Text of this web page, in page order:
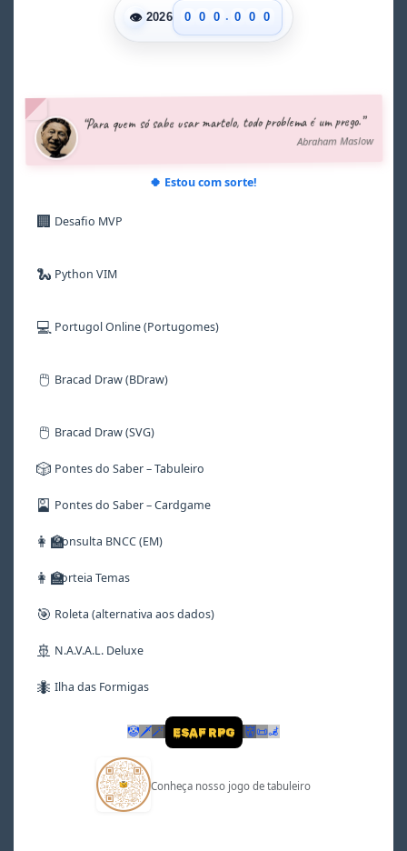
👁 2026
0
1
6
9
0
1
6
9
0
1
6
9
. 0
1
6
9
0
1
6
9
0
1
6
“Para quem só sabe usar martelo, todo problema é um prego.”
Abraham Maslow
🍀 Estou com sorte!
🏢 Desafio MVP
🐍 Python VIM
💻 Portugol Online (Portugomes)
🖱️ Bracad Draw (BDraw)
🖱️ Bracad Draw (SVG)
🎲 Pontes do Saber – Tabuleiro
🎴 Pontes do Saber – Cardgame
👩‍🏫Consulta BNCC (EM)
👩‍🏫Sorteia Temas
🎯 Roleta (alternativa aos dados)
🚢 N.A.V.A.L. Deluxe
🐜 Ilha das Formigas
🤡 🗡🪄 ESAF RPG 👹📜🦼
Conheça nosso jogo de tabuleiro